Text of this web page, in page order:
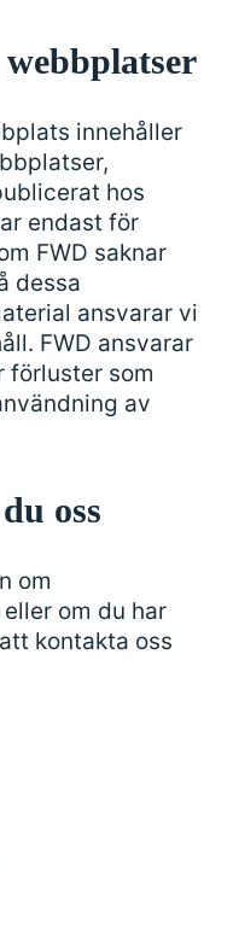
innehåller
hos
endast för
FWD saknar
dessa
ansvarar vi
FWD ansvarar
förluster som
av
oss
om
om du har
kontakta oss